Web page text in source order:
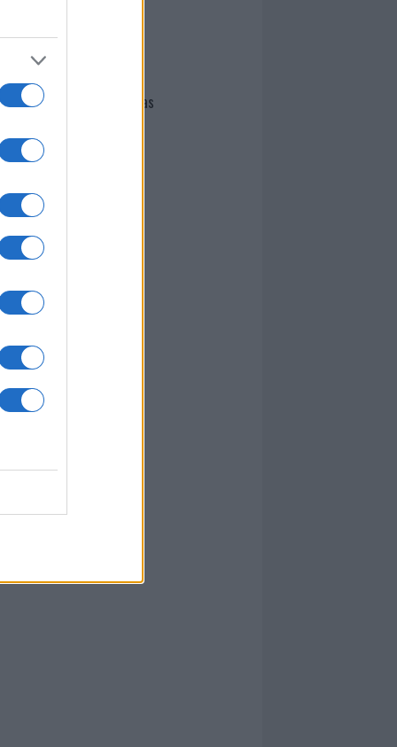
Giovannimaria Cabras